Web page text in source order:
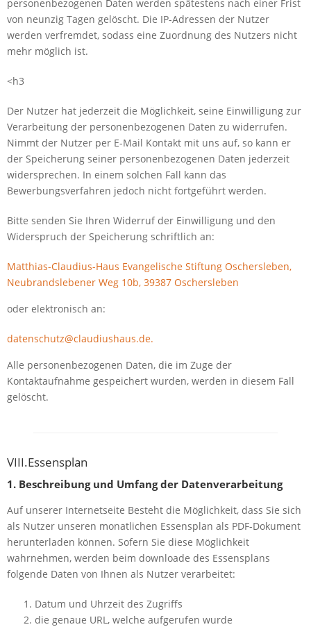
personenbezogenen Daten werden spätestens nach einer Frist
von neunzig Tagen gelöscht. Die IP-Adressen der Nutzer
werden verfremdet, sodass eine Zuordnung des Nutzers nicht
mehr möglich ist.
<h3
Der Nutzer hat jederzeit die Möglichkeit, seine Einwilligung zur
Verarbeitung der personenbezogenen Daten zu widerrufen.
Nimmt der Nutzer per E-Mail Kontakt mit uns auf, so kann er
der Speicherung seiner personenbezogenen Daten jederzeit
widersprechen. In einem solchen Fall kann das
Bewerbungsverfahren jedoch nicht fortgeführt werden.
Bitte senden Sie Ihren Widerruf der Einwilligung und den
Widerspruch der Speicherung schriftlich an:
Matthias-Claudius-Haus Evangelische Stiftung Oschersleben,
Neubrandslebener Weg 10b, 39387 Oschersleben
oder elektronisch an:
datenschutz@claudiushaus.de.
Alle personenbezogenen Daten, die im Zuge der
Kontaktaufnahme gespeichert wurden, werden in diesem Fall
gelöscht.
VIII.Essensplan
1. Beschreibung und Umfang der Datenverarbeitung
Auf unserer Internetseite Besteht die Möglichkeit, dass Sie sich
als Nutzer unseren monatlichen Essensplan als PDF-Dokument
herunterladen können. Sofern Sie diese Möglichkeit
wahrnehmen, werden beim downloade des Essensplans
folgende Daten von Ihnen als Nutzer verarbeitet:
Datum und Uhrzeit des Zugriffs
die genaue URL, welche aufgerufen wurde